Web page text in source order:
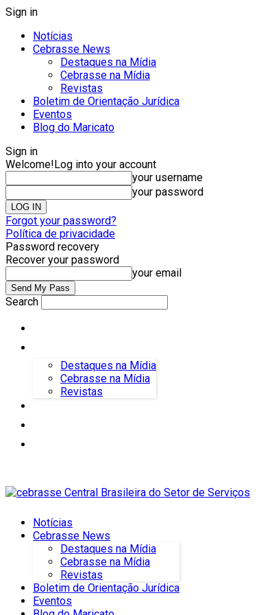
Sign in
Notícias
Cebrasse News
Destaques na Mídia
Cebrasse na Mídia
Revistas
Boletim de Orientação Jurídica
Eventos
Blog do Maricato
Sign in
Welcome!Log into your account
your username
your password
Forgot your password?
Política de privacidade
Password recovery
Recover your password
your email
Search
Destaques na Mídia
Cebrasse na Mídia
Revistas
Notícias
Cebrasse News
Destaques na Mídia
Cebrasse na Mídia
Revistas
Boletim de Orientação Jurídica
Eventos